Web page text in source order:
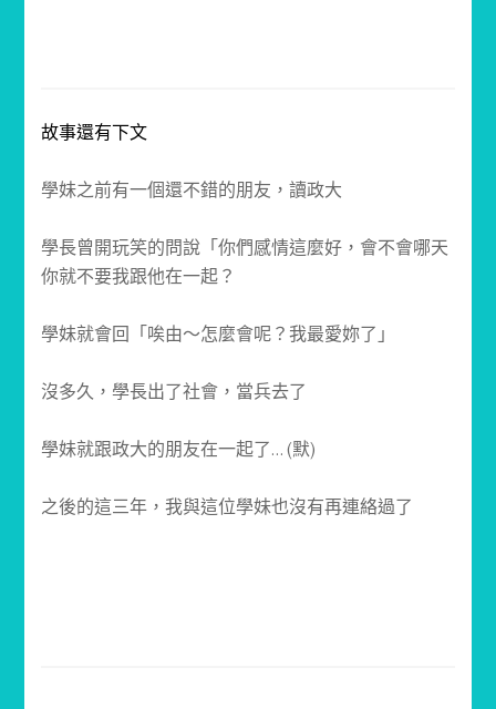
故事還有下文
學妹之前有一個還不錯的朋友，讀政大
學長曾開玩笑的問說「你們感情這麼好，會不會哪天
你就不要我跟他在一起？
學妹就會回「唉由～怎麼會呢？我最愛妳了」
沒多久，學長出了社會，當兵去了
學妹就跟政大的朋友在一起了… (默)
之後的這三年，我與這位學妹也沒有再連絡過了